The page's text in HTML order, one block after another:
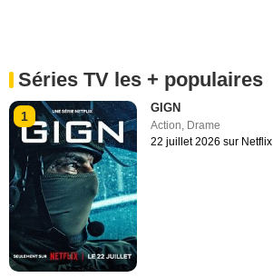
Séries TV les + populaires
1
GIGN
Action Drame
22 juillet 2026 sur Netflix